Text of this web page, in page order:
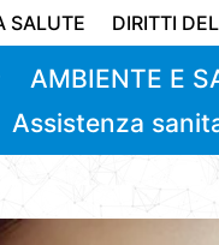
SALUTE DIRITTI
AMBIENTE E
Assistenza